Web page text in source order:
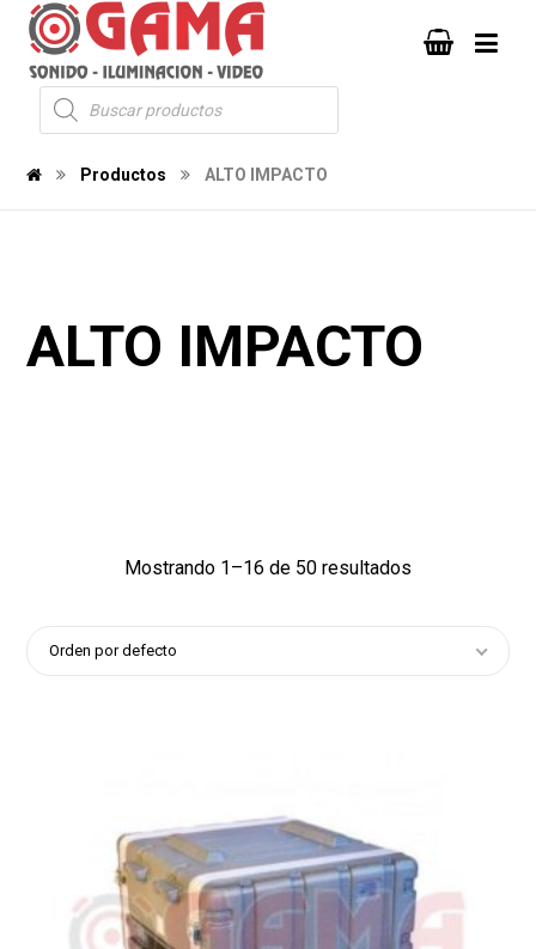
Productos ALTO IMPACTO
ALTO IMPACTO
Mostrando 1–16 de 50 resultados
Orden por defecto